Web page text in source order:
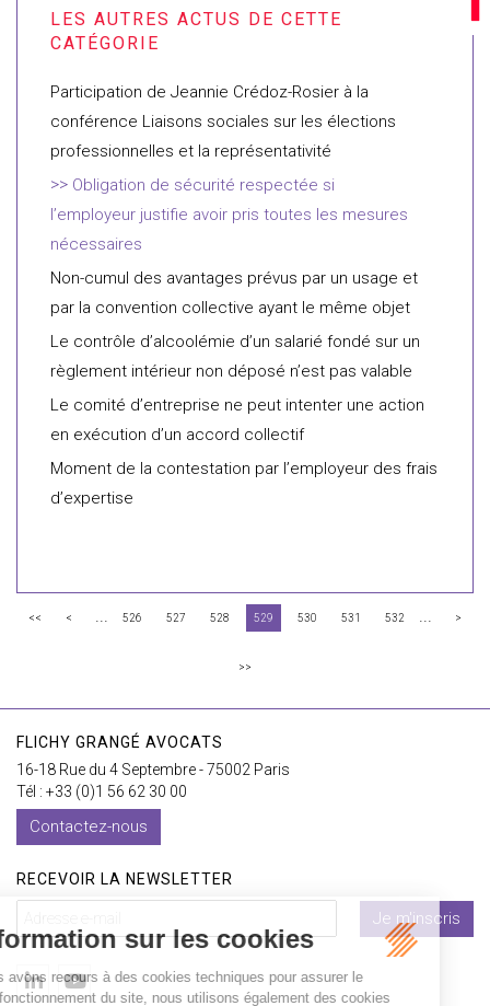
Participation de Jeannie Crédoz-Rosier à la
conférence Liaisons sociales sur les élections
professionnelles et la représentativité
Obligation de sécurité respectée si
l’employeur justifie avoir pris toutes les mesures
nécessaires
Non-cumul des avantages prévus par un usage et
par la convention collective ayant le même objet
Le contrôle d’alcoolémie d’un salarié fondé sur un
règlement intérieur non déposé n’est pas valable
Le comité d’entreprise ne peut intenter une action
en exécution d’un accord collectif
Moment de la contestation par l’employeur des frais
d’expertise
<< < ... 526 527 528 529 530 531 532 ... >
>>
FLICHY GRANGÉ AVOCATS
16-18 Rue du 4 Septembre - 75002 Paris
Tél : +33 (0)1 56 62 30 00
Contactez-nous
RECEVOIR LA NEWSLETTER
Je m'inscris